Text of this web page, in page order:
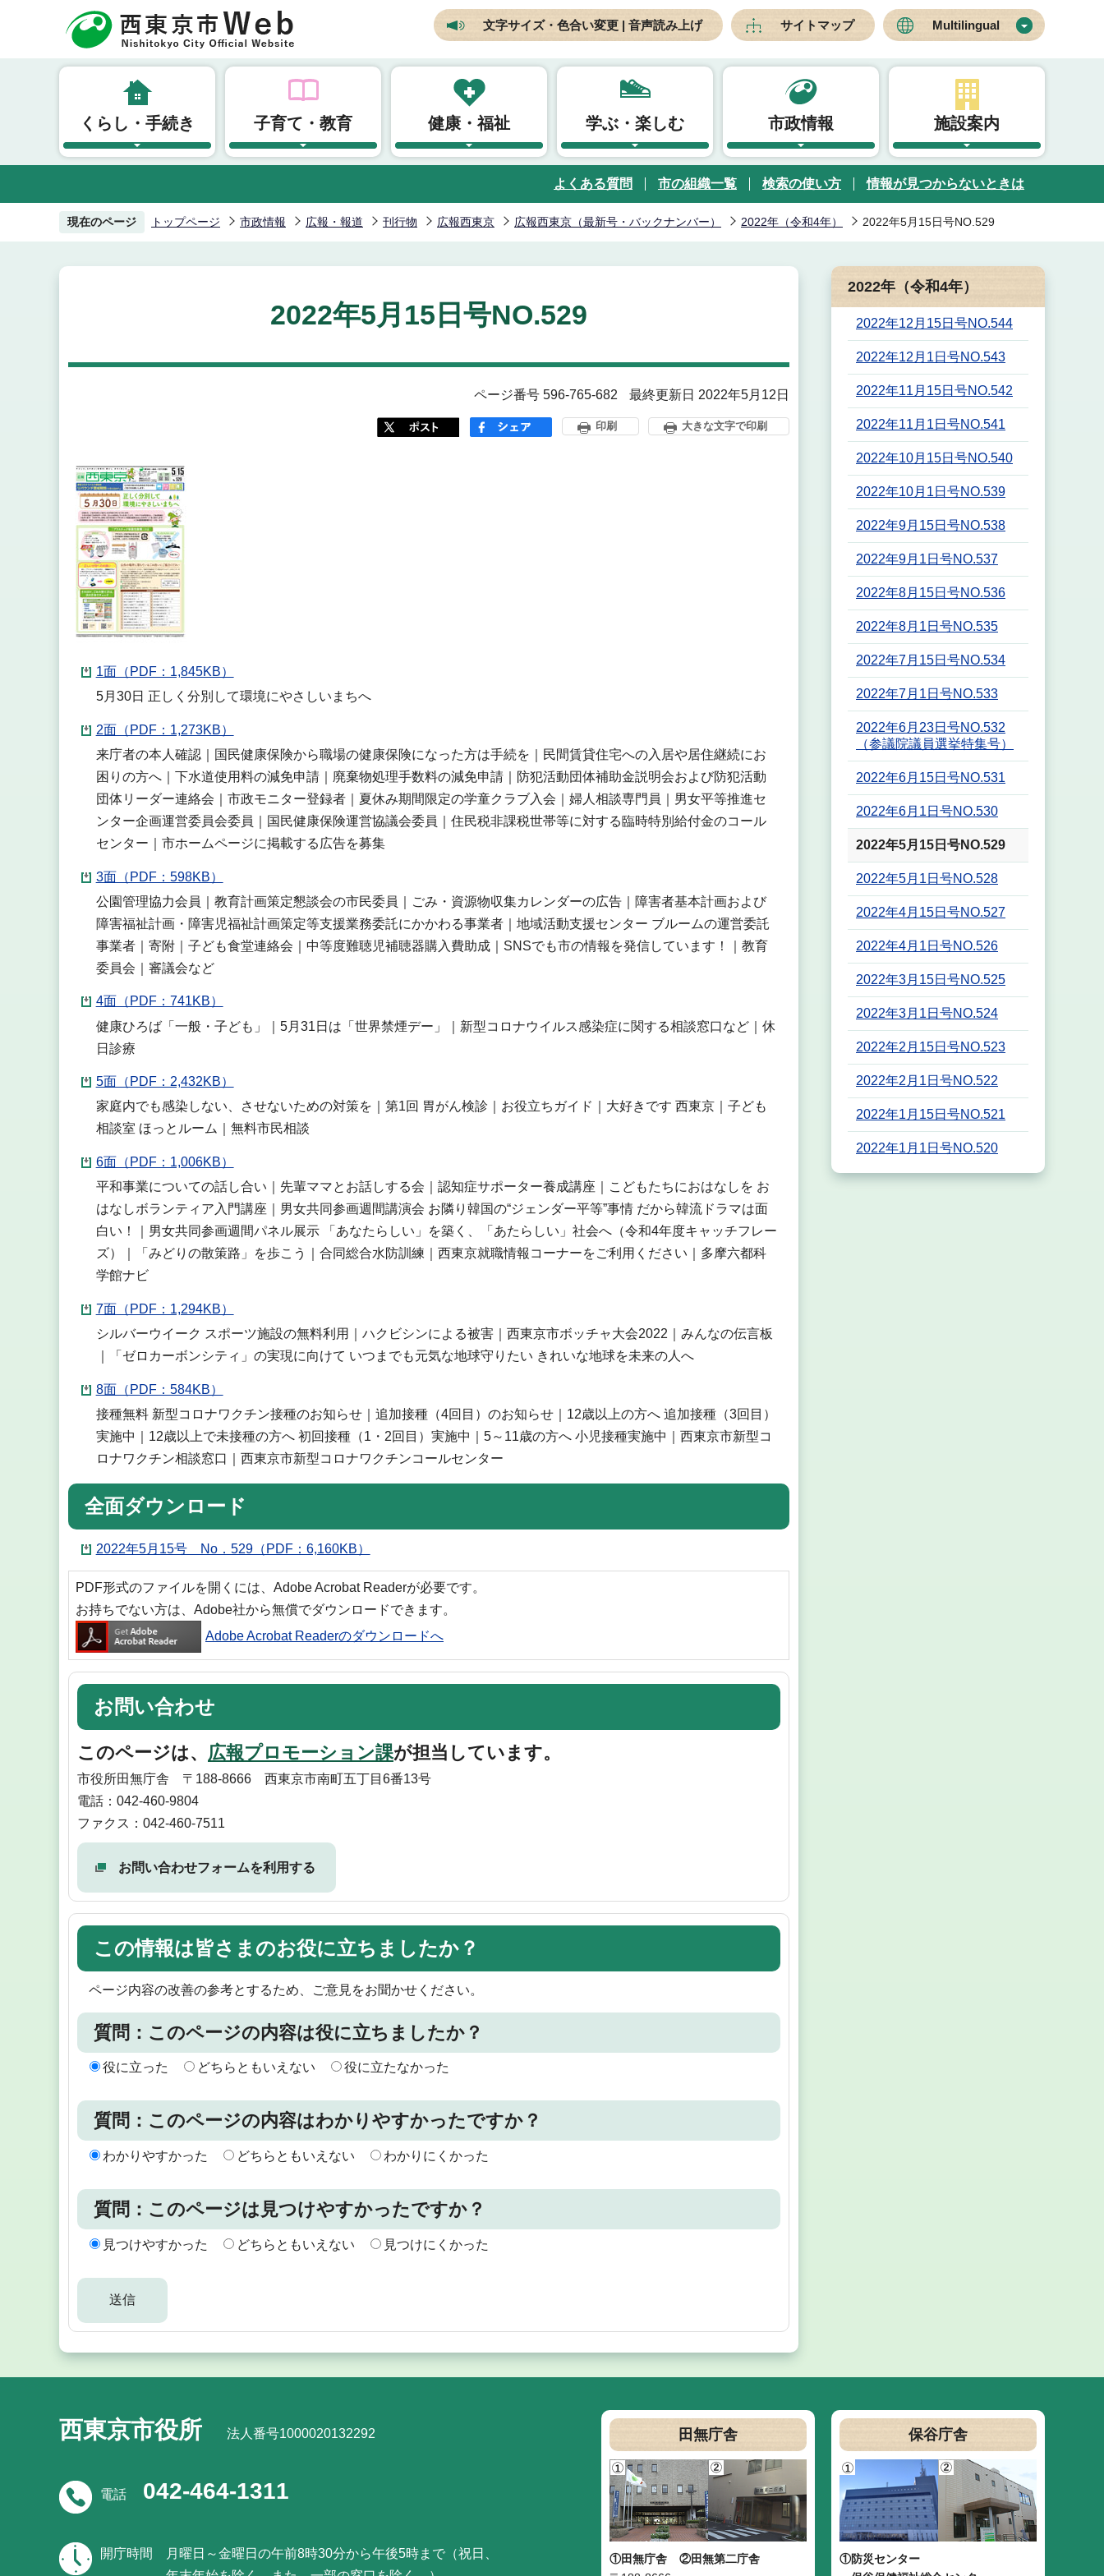
頭
文字サイズ・色合い変更 | 音声読み上げ サイトマップ Multilingual
くらし・手続き 子育て・教育 健康・福祉 学ぶ・楽しむ 市政情報 施設案内
よくある質問 市の組織一覧 検索の使い方 情報が見つからないときは
現在のページ トップページ 市政情報 広報・報道 刊行物 広報西東京 広報西東京（最新号・バックナンバー） 2022年（令和4年） 2022年5月15日号NO.529
2022年5月15日号NO.529
ページ番号 596-765-682 最終更新日 2022年5月12日
印刷 大きな文字で印刷
1面（PDF：1,845KB）
5月30日 正しく分別して環境にやさしいまちへ
2面（PDF：1,273KB）
来庁者の本人確認｜国民健康保険から職場の健康保険になった方は手続を｜民間賃貸住宅への入居や居住継続にお
困りの方へ｜下水道使用料の減免申請｜廃棄物処理手数料の減免申請｜防犯活動団体補助金説明会および防犯活動
団体リーダー連絡会｜市政モニター登録者｜夏休み期間限定の学童クラブ入会｜婦人相談専門員｜男女平等推進セ
ンター企画運営委員会委員｜国民健康保険運営協議会委員｜住民税非課税世帯等に対する臨時特別給付金のコール
センター｜市ホームページに掲載する広告を募集
3面（PDF：598KB）
公園管理協力会員｜教育計画策定懇談会の市民委員｜ごみ・資源物収集カレンダーの広告｜障害者基本計画および
障害福祉計画・障害児福祉計画策定等支援業務委託にかかわる事業者｜地域活動支援センター ブルームの運営委託
事業者｜寄附｜子ども食堂連絡会｜中等度難聴児補聴器購入費助成｜SNSでも市の情報を発信しています！｜教育
委員会｜審議会など
4面（PDF：741KB）
健康ひろば「一般・子ども」｜5月31日は「世界禁煙デー」｜新型コロナウイルス感染症に関する相談窓口など｜休
日診療
5面（PDF：2,432KB）
家庭内でも感染しない、させないための対策を｜第1回 胃がん検診｜お役立ちガイド｜大好きです 西東京｜子ども
相談室 ほっとルーム｜無料市民相談
6面（PDF：1,006KB）
平和事業についての話し合い｜先輩ママとお話しする会｜認知症サポーター養成講座｜こどもたちにおはなしを お
はなしボランティア入門講座｜男女共同参画週間講演会 お隣り韓国の“ジェンダー平等”事情 だから韓流ドラマは面
白い！｜男女共同参画週間パネル展示 「あなたらしい」を築く、「あたらしい」社会へ（令和4年度キャッチフレー
ズ）｜「みどりの散策路」を歩こう｜合同総合水防訓練｜西東京就職情報コーナーをご利用ください｜多摩六都科
学館ナビ
7面（PDF：1,294KB）
シルバーウイーク スポーツ施設の無料利用｜ハクビシンによる被害｜西東京市ボッチャ大会2022｜みんなの伝言板
｜「ゼロカーボンシティ」の実現に向けて いつまでも元気な地球守りたい きれいな地球を未来の人へ
8面（PDF：584KB）
接種無料 新型コロナワクチン接種のお知らせ｜追加接種（4回目）のお知らせ｜12歳以上の方へ 追加接種（3回目）
実施中｜12歳以上で未接種の方へ 初回接種（1・2回目）実施中｜5～11歳の方へ 小児接種実施中｜西東京市新型コ
ロナワクチン相談窓口｜西東京市新型コロナワクチンコールセンター
全面ダウンロード
2022年5月15号 No．529（PDF：6,160KB）
PDF形式のファイルを開くには、Adobe Acrobat Readerが必要です。
お持ちでない方は、Adobe社から無償でダウンロードできます。
Adobe Acrobat Readerのダウンロードへ
お問い合わせ
このページは、 広報プロモーション課が担当しています。
市役所田無庁舎 〒188-8666 西東京市南町五丁目6番13号
電話：042-460-9804
ファクス：042-460-7511
お問い合わせフォームを利用する
この情報は皆さまのお役に立ちましたか？
ページ内容の改善の参考とするため、ご意見をお聞かせください。
質問：このページの内容は役に立ちましたか？
役に立った どちらともいえない 役に立たなかった
質問：このページの内容はわかりやすかったですか？
わかりやすかった どちらともいえない わかりにくかった
質問：このページは見つけやすかったですか？
見つけやすかった どちらともいえない 見つけにくかった
2022年（令和4年）
2022年12月15日号NO.544
2022年12月1日号NO.543
2022年11月15日号NO.542
2022年11月1日号NO.541
2022年10月15日号NO.540
2022年10月1日号NO.539
2022年9月15日号NO.538
2022年9月1日号NO.537
2022年8月15日号NO.536
2022年8月1日号NO.535
2022年7月15日号NO.534
2022年7月1日号NO.533
2022年6月23日号NO.532
（参議院議員選挙特集号）
2022年6月15日号NO.531
2022年6月1日号NO.530
2022年5月15日号NO.529
2022年5月1日号NO.528
2022年4月15日号NO.527
2022年4月1日号NO.526
2022年3月15日号NO.525
2022年3月1日号NO.524
2022年2月15日号NO.523
2022年2月1日号NO.522
2022年1月15日号NO.521
2022年1月1日号NO.520
西東京市役所 法人番号1000020132292
電話 042-464-1311
開庁時間
月曜日～金曜日の午前8時30分から午後5時まで（祝日、
田無庁舎
①田無庁舎
②田無第二庁舎
保谷庁舎
①防災センター